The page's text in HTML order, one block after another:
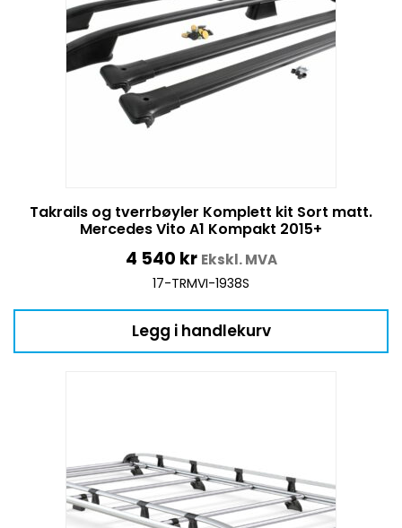
Takrails og tverrbøyler Komplett kit Sort matt.
Mercedes Vito A1 Kompakt 2015+
4 540 kr Ekskl. MVA
17-TRMVI-1938S
Legg i handlekurv